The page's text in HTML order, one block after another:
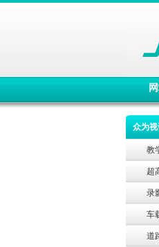
众为
教
超
录
车
道